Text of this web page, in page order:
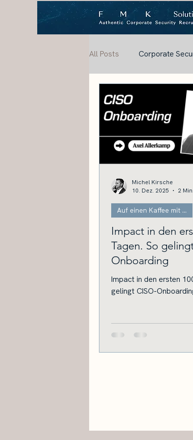
All Posts Corporate
Impact in den
Tagen. So
Onboarding
Impact in den ersten
gelingt CISO-
Auf einen Kaffee mit ...
Michel Kirsche
10. Dez. 2025
2